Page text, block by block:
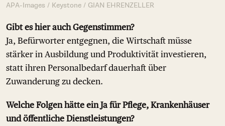
APA-Images / Keystone / GIAN EHRENZELLER
Gibt es hier auch Gegenstimmen?
Ja, Befürworter entgegnen, die Wirtschaft müsse
stärker in Ausbildung und Produktivität investieren,
statt ihren Personalbedarf dauerhaft über
Zuwanderung zu decken.
Welche Folgen hätte ein Ja für Pflege, Krankenhäuser
und öffentliche Dienstleistungen?